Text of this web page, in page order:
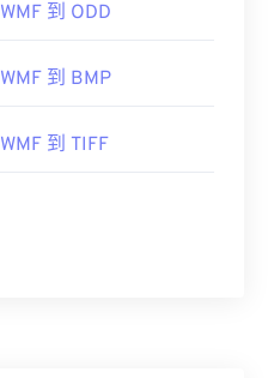
WMF 到 ODD
WMF 到 BMP
WMF 到 TIFF